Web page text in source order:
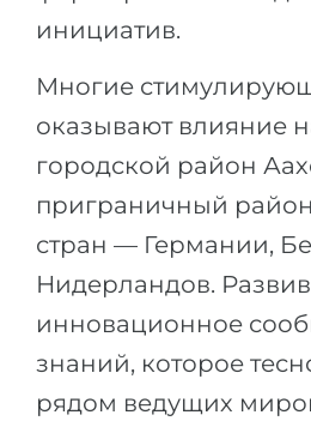
инициатив.
Многие
оказывают влияние
городской район
приграничный
стран — Германии,
Нидерландов.
инновационное
знаний, которое
рядом ведущих